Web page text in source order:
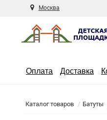
Москва
Оплата Доставка
Каталог товаров Батуты